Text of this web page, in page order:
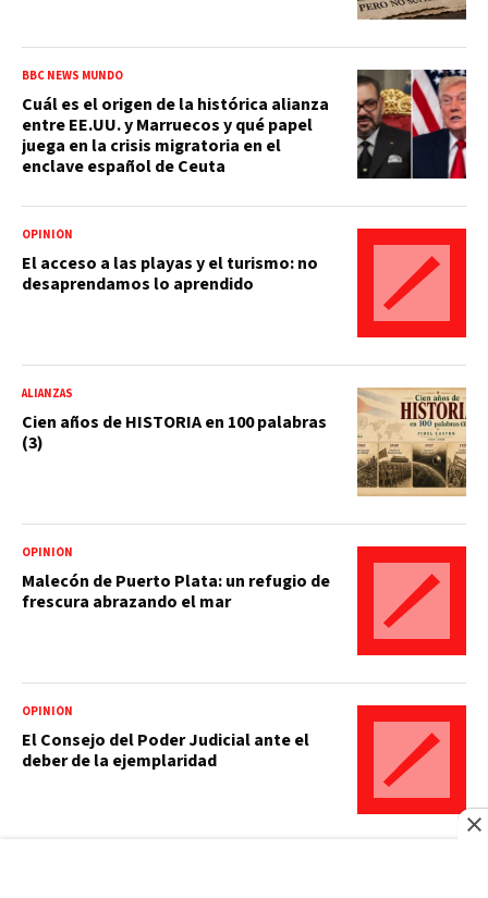
BBC NEWS MUNDO
Cuál es el origen de la histórica alianza
entre EE.UU. y Marruecos y qué papel
juega en la crisis migratoria en el
enclave español de Ceuta
OPINIÓN
El acceso a las playas y el turismo: no
desaprendamos lo aprendido
ALIANZAS
Cien años de HISTORIA en 100 palabras
(3)
OPINIÓN
Malecón de Puerto Plata: un refugio de
frescura abrazando el mar
OPINIÓN
El Consejo del Poder Judicial ante el
deber de la ejemplaridad